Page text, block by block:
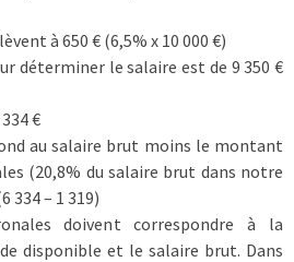
à 650 € (6,5% x 10 000 €)
déterminer le salaire est de 9 350 €
€
au salaire brut moins le montant
(20,8% du salaire brut dans notre
334 – 1 319)
doivent correspondre à la
disponible et le salaire brut. Dans